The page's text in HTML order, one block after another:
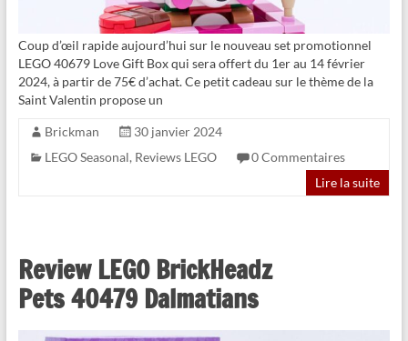
Coup d’œil rapide aujourd’hui sur le nouveau set promotionnel
LEGO 40679 Love Gift Box qui sera offert du 1er au 14 février
2024, à partir de 75€ d’achat. Ce petit cadeau sur le thème de la
Saint Valentin propose un
Brickman
30 janvier 2024
LEGO Seasonal, Reviews LEGO
0 Commentaires
Lire la suite
Review LEGO BrickHeadz
Pets 40479 Dalmatians